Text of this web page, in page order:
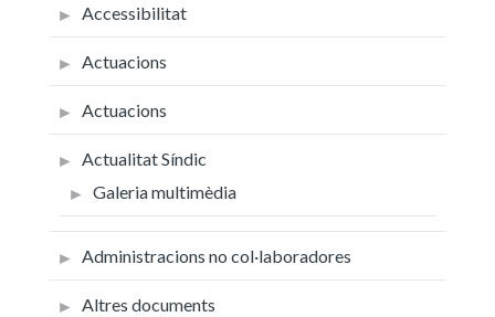
Accessibilitat
Actuacions
Actuacions
Actualitat Síndic
Galeria multimèdia
Administracions no col·laboradores
Altres documents